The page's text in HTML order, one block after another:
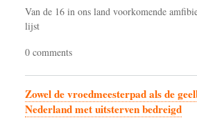
Van de 16 in ons land voorkomende
lijst
0 comments
Zowel de vroedmeesterpad als de
Nederland met uitsterven bedreigd